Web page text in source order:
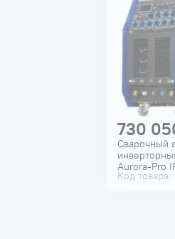
730
Сварочный
Aurora-Pro
AC/DC
Код товара: